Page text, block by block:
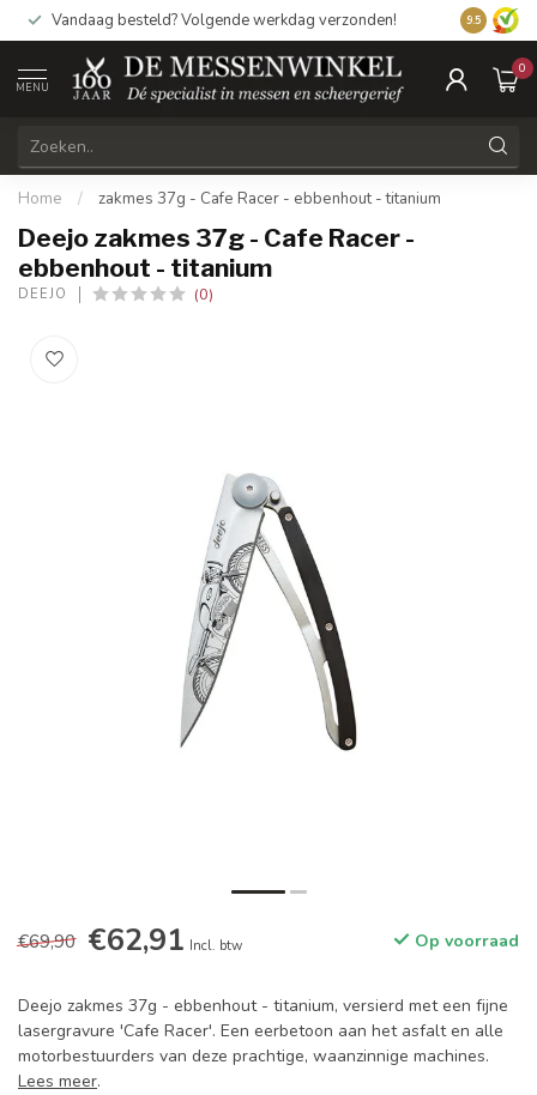
Vandaag besteld? Volgende werkdag verzonden! 9.5
MENU
0
Home / zakmes 37g - Cafe Racer - ebbenhout - titanium
Deejo zakmes 37g - Cafe Racer -
ebbenhout - titanium
DEEJO (0)
€69,90 €62,91 Incl. btw Op voorraad
Deejo zakmes 37g - ebbenhout - titanium, versierd met een fijne
lasergravure 'Cafe Racer'. Een eerbetoon aan het asfalt en alle
motorbestuurders van deze prachtige, waanzinnige machines.
Lees meer.